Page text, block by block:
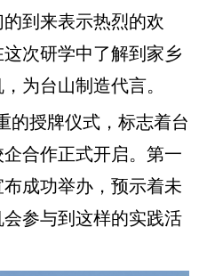
到来表示热烈的欢
次研学中了解到家乡
为台山制造代言。
的授牌仪式，标志着台
合作正式开启。第一
成功举办，预示着未
参与到这样的实践活